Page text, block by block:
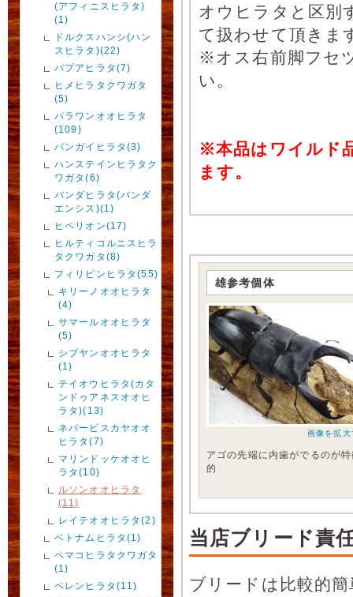
(アフィニスヒラタ)
(1)
ドルクスハンシ(ハン
スヒラタ)(22)
パプアヒラタ(7)
ヒメヒラタクワガタ
(5)
パラワンオオヒラタ
(109)
バンガイヒラタ(3)
ハンステインヒラタク
ワガタ(6)
バンダヒラタ(バンダ
エンシス)(1)
ヒペリオン(17)
ヒルティコルニスヒラ
タクワガタ(8)
フィリピンヒラタ(55)
キリーノオオヒラタ
(4)
サマールオオヒラタ
(5)
シブヤンオオヒラタ
(1)
テイオウヒラタ(カタ
ンドゥアネスオオヒ
ラタ)(13)
ネバービスカヤオオ
ヒラタ(7)
マリンドッケオオヒ
ラタ(10)
ルソンオオヒラタ
(11)
レイテオオヒラタ(2)
ベトナムヒラタ(1)
ペマコヒラタクワガタ
(1)
ペレンヒラタ(11)
オウヒラタと区別
て扱わせて頂きま
※オス右前脚フセ
い。
※本品はワイルド
ます。
雄参考個体
画像を拡大
アゴの先端に内歯がでるのが
的
当店ブリード責
ブリードは比較的